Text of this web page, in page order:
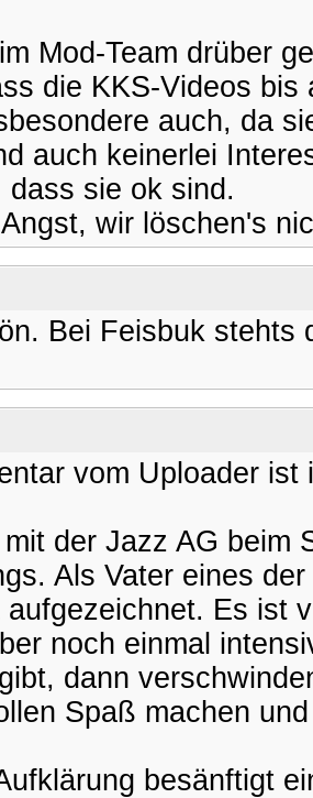
Mod-Team drüber
die KKS-Videos
auch, da
auch keinerlei
dass sie ok sind.
wir löschen's
Bei Feisbuk stehts
vom Uploader ist
der Jazz AG beim
Als Vater eines
aufgezeichnet. Es ist
noch einmal
dann
Spaß machen
besänftigt